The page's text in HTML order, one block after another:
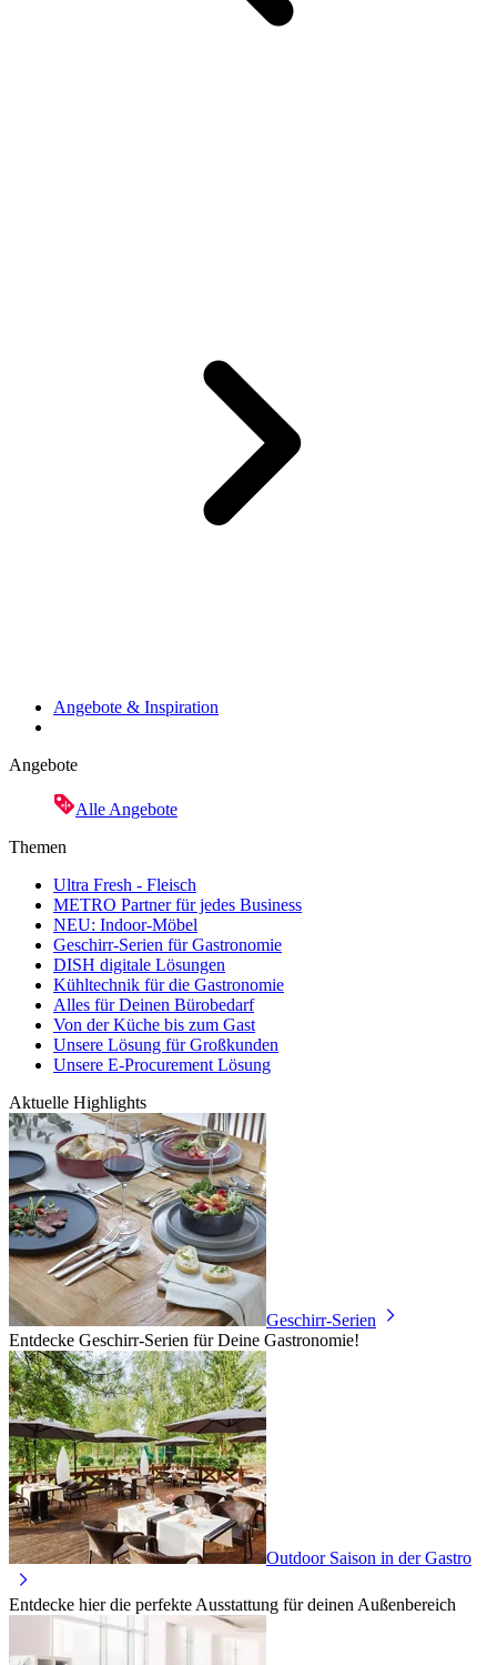
Angebote & Inspiration
Angebote
Alle Angebote
Themen
Ultra Fresh - Fleisch
METRO Partner für jedes Business
NEU: Indoor-Möbel
Geschirr-Serien für Gastronomie
DISH digitale Lösungen
Kühltechnik für die Gastronomie
Alles für Deinen Bürobedarf
Von der Küche bis zum Gast
Unsere Lösung für Großkunden
Unsere E-Procurement Lösung
Aktuelle Highlights
Geschirr-Serien
Entdecke Geschirr-Serien für Deine Gastronomie!
Outdoor Saison in der Gastro
Entdecke hier die perfekte Ausstattung für deinen Außenbereich